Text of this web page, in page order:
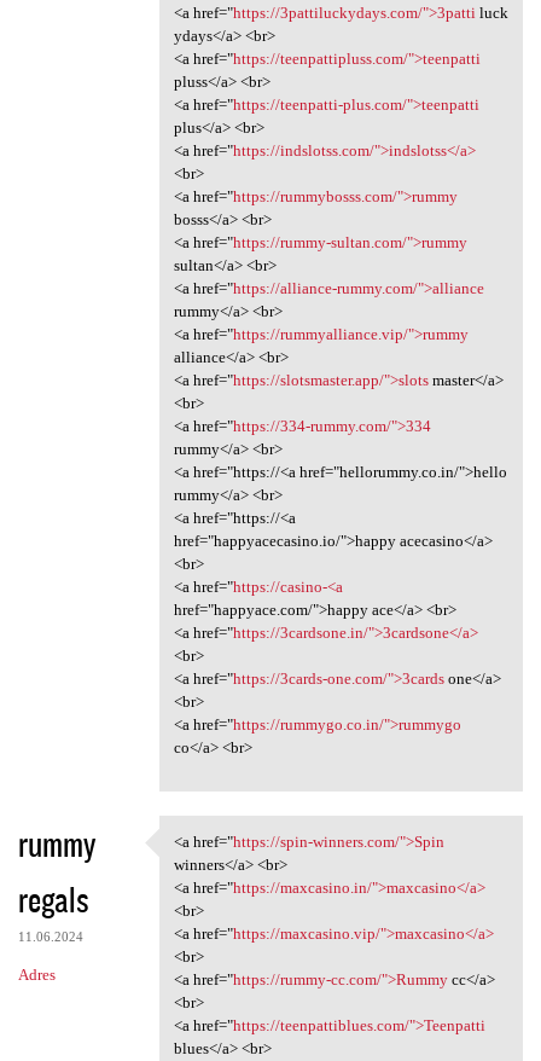
<a href="https://3pattiluckydays.com/">3patti luck
ydays</a> <br>
<a href="https://teenpattipluss.com/">teenpatti
pluss</a> <br>
<a href="https://teenpatti-plus.com/">teenpatti
plus</a> <br>
<a href="https://indslotss.com/">indslotss</a>
<br>
<a href="https://rummybosss.com/">rummy
bosss</a> <br>
<a href="https://rummy-sultan.com/">rummy
sultan</a> <br>
<a href="https://alliance-rummy.com/">alliance
rummy</a> <br>
<a href="https://rummyalliance.vip/">rummy
alliance</a> <br>
<a href="https://slotsmaster.app/">slotsmaster</a>
<br>
<a href="https://334-rummy.com/">334
rummy</a> <br>
<a href="https://<a href="hellorummy.co.in/">hello
rummy</a> <br>
<a href="https://<a
href="happyacecasino.io/">happy acecasino</a>
<br>
<a href="https://casino-<a
href="happyace.com/">happy ace</a> <br>
<a href="https://3cardsone.in/">3cardsone</a>
<br>
<a href="https://3cards-one.com/">3cardsone</a>
<br>
<a href="https://rummygo.co.in/">rummygo
co</a> <br>
rummy
regals
11.06.2024
Adres
<a href="https://spin-winners
<a href="https://spin-winners.com/">Spin
winners</a> <br>
<a href="https://maxcasino.in/">maxcasino</a>
<br>
<a href="https://maxcasino.vip/">maxcasino</a>
<br>
<a href="https://rummy-cc.com/">Rummycc</a>
<br>
<a href="https://teenpattiblues.com/">Teenpatti
blues</a> <br>